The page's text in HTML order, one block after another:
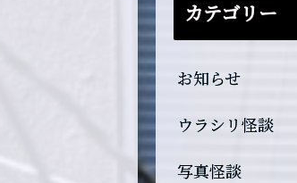
カテゴリー
お知らせ
ウラシリ怪談
写真怪談